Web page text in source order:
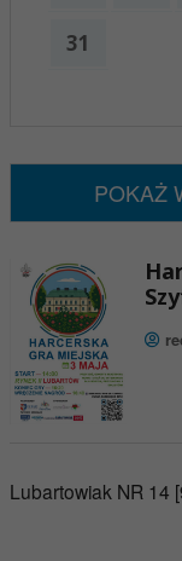
31
POKAŻ
Lubartowiak NR 14